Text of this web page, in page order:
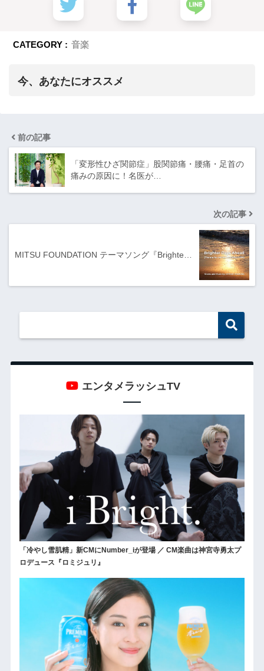
CATEGORY : 音楽
今、あなたにオススメ
前の記事
「変形性ひざ関節症」股関節痛・腰痛・足首の
痛みの原因に！名医が…
次の記事
MITSU FOUNDATION テーマソング『Brighte…
エンタメラッシュTV
「冷やし雪肌精」新CMにNumber_iが登場 ／ CM楽曲は神宮寺勇太プ
ロデュース『ロミジュリ』